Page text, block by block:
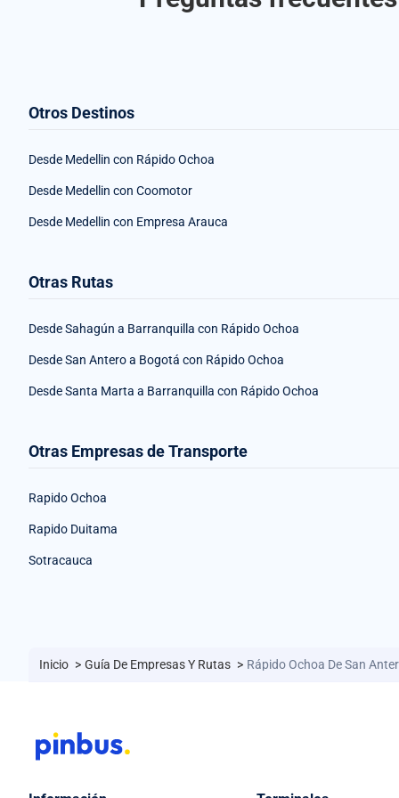
Otros Destinos
Desde Medellin con Rápido Ochoa
Desde Medellin con Coomotor
Desde Medellin con Empresa Arauca
Otras Rutas
Desde Sahagún a Barranquilla con Rápido Ochoa
Desde San Antero a Bogotá con Rápido Ochoa
Desde Santa Marta a Barranquilla con Rápido Ochoa
Otras Empresas de Transporte
Rapido Ochoa
Rapido Duitama
Sotracauca
Inicio > Guía De Empresas Y Rutas > Rápido Ochoa De San